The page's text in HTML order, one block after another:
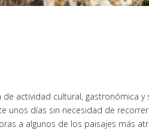
actividad cultural, gastronómica
unos días sin necesidad de
a algunos de los paisajes más